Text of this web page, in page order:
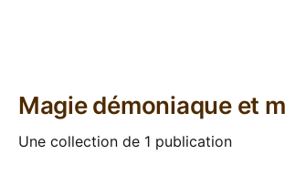
Magie démoniaque et
Une collection de 1 publication